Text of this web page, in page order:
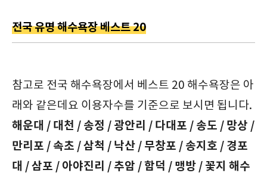
전국 유명 해수욕장 베스트 20
참고로 전국 해수욕장에서 베스트 20 해수욕장은 아
래와 같은데요 이용자수를 기준으로 보시면 됩니다.
해운대 / 대천 / 송정 / 광안리 / 다대포 / 송도 / 망상 /
만리포 / 속초 / 삼척 / 낙산 / 무창포 / 송지호 / 경포
대 / 삼포 / 아야진리 / 추암 / 함덕 / 맹방 / 꽃지 해수